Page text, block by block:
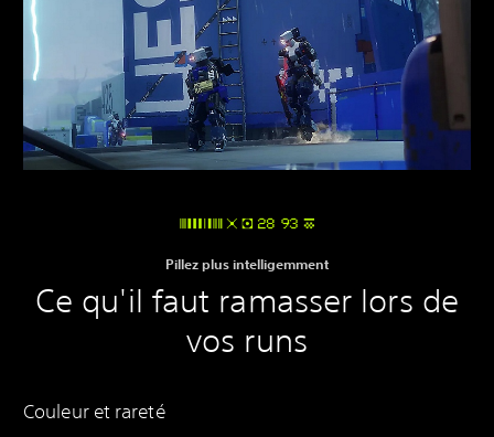
Pillez plus intelligemment
Ce qu'il faut ramasser lors de
vos runs
Couleur et rareté